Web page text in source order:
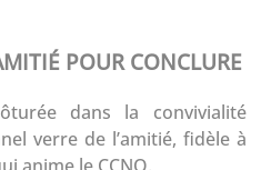
POUR CONCLURE
dans la convivialité
verre de l’amitié, fidèle à